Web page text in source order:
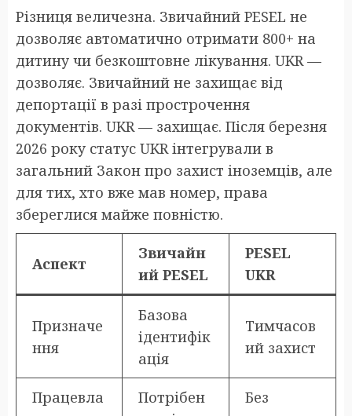
Різниця величезна. Звичайний PESEL не
дозволяє автоматично отримати 800+ на
дитину чи безкоштовне лікування. UKR —
дозволяє. Звичайний не захищає від
депортації в разі прострочення
документів. UKR — захищає. Після березня
2026 року статус UKR інтегрували в
загальний Закон про захист іноземців, але
для тих, хто вже мав номер, права
збереглися майже повністю.
Аспект
Звичайн
ий PESEL
PESEL
UKR
Призначе
ння
Базова
ідентифік
ація
Тимчасов
ий захист
Працевла
Потрібен
Без